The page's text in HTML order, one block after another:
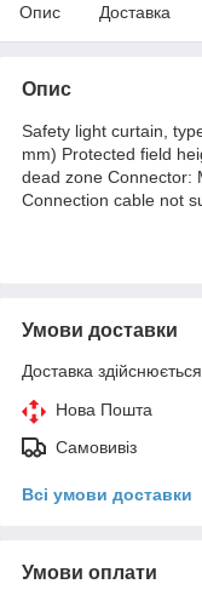
Опис Доставка
Опис
Safety light curtain,
mm) Protected field
dead zone Connector:
Connection cable not
Умови доставки
Доставка
Нова Пошта
Самовивіз
Всі умови доставки
Умови оплати